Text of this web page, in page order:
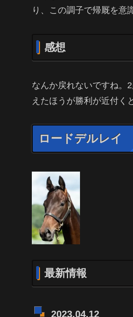
り、この調子で帰厩を意
感想
なんか戻れないですね。
えたほうが勝利が近付く
ロードデルレイ
最新情報
2023.04.12